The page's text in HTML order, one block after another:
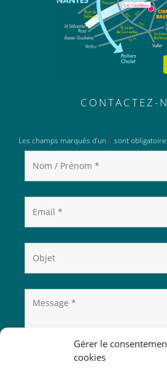
Gérer le
cookies
CONTACTEZ-
Les champs marqués d’un * sont